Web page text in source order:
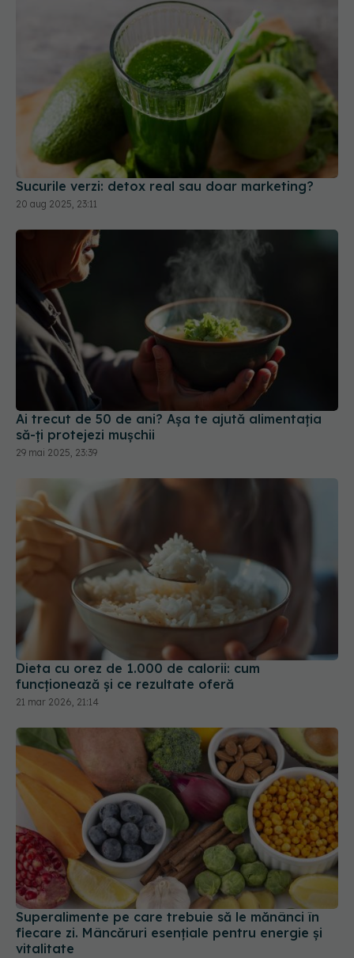
Sucurile verzi: detox real sau doar marketing?
20 aug 2025, 23:11
Ai trecut de 50 de ani? Așa te ajută alimentația
să-ți protejezi mușchii
29 mai 2025, 23:39
Dieta cu orez de 1.000 de calorii: cum
funcționează și ce rezultate oferă
21 mar 2026, 21:14
Superalimente pe care trebuie să le mănânci în
fiecare zi. Mâncăruri esențiale pentru energie și
vitalitate